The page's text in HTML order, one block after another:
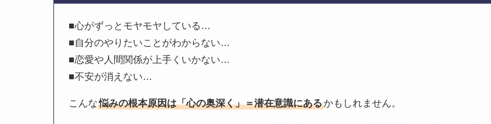
■心がずっとモヤモヤしている…
■自分のやりたいことがわからない…
■恋愛や人間関係が上手くいかない…
■不安が消えない…
こんな悩みの根本原因は「心の奥深く」＝潜在意識にあるかもしれません。